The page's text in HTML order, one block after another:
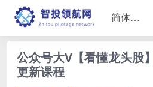
公众号大V【看懂龙头股
更新课程